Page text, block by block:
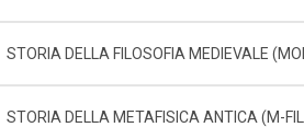
STORIA DELLA FILOSOFIA MEDIEVALE
STORIA DELLA METAFISICA ANTICA (M-